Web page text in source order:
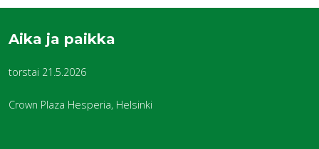
Aika ja paikka
torstai 21.5.2026
Crown Plaza Hesperia, Helsinki